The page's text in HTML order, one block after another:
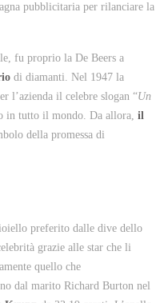
pubblicitaria per rilanciare la
fu proprio la De Beers a
di diamanti. Nel 1947 la
l’azienda il celebre slogan “Un
in tutto il mondo. Da allora, il
della promessa di
preferito dalle dive dello
grazie alle star che li
quello che
dal marito Richard Burton nel